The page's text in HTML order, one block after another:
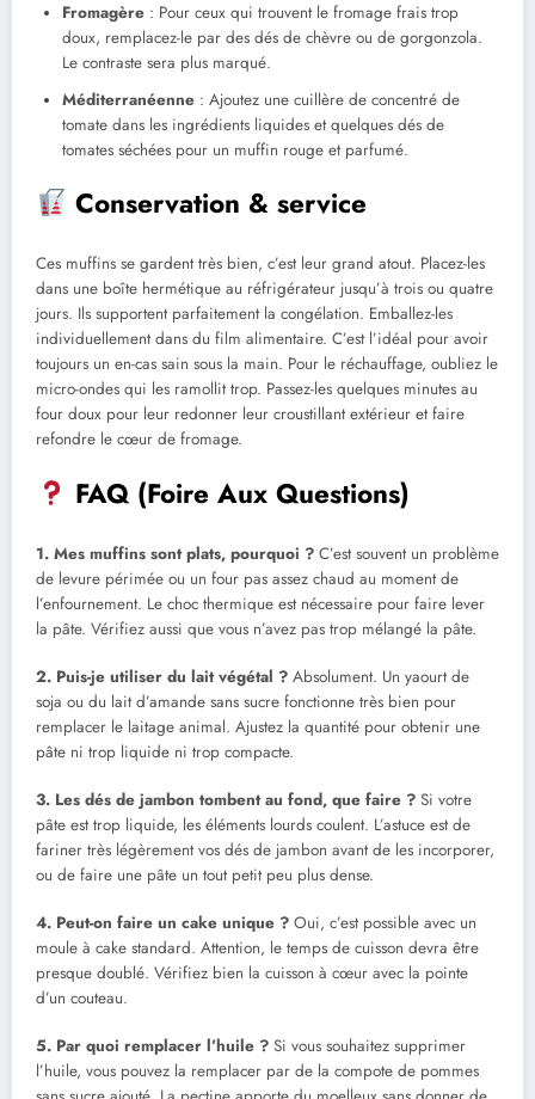
Fromagère : Pour ceux qui trouvent le fromage frais trop
doux, remplacez-le par des dés de chèvre ou de gorgonzola.
Le contraste sera plus marqué.
Méditerranéenne : Ajoutez une cuillère de concentré de
tomate dans les ingrédients liquides et quelques dés de
tomates séchées pour un muffin rouge et parfumé.
Conservation & service
Ces muffins se gardent très bien, c’est leur grand atout. Placez-les
dans une boîte hermétique au réfrigérateur jusqu’à trois ou quatre
jours. Ils supportent parfaitement la congélation. Emballez-les
individuellement dans du film alimentaire. C’est l’idéal pour avoir
toujours un en-cas sain sous la main. Pour le réchauffage, oubliez le
micro-ondes qui les ramollit trop. Passez-les quelques minutes au
four doux pour leur redonner leur croustillant extérieur et faire
refondre le cœur de fromage.
FAQ (Foire Aux Questions)
1. Mes muffins sont plats, pourquoi ? C’est souvent un problème
de levure périmée ou un four pas assez chaud au moment de
l’enfournement. Le choc thermique est nécessaire pour faire lever
la pâte. Vérifiez aussi que vous n’avez pas trop mélangé la pâte.
2. Puis-je utiliser du lait végétal ? Absolument. Un yaourt de
soja ou du lait d’amande sans sucre fonctionne très bien pour
remplacer le laitage animal. Ajustez la quantité pour obtenir une
pâte ni trop liquide ni trop compacte.
3. Les dés de jambon tombent au fond, que faire ? Si votre
pâte est trop liquide, les éléments lourds coulent. L’astuce est de
fariner très légèrement vos dés de jambon avant de les incorporer,
ou de faire une pâte un tout petit peu plus dense.
4. Peut-on faire un cake unique ? Oui, c’est possible avec un
moule à cake standard. Attention, le temps de cuisson devra être
presque doublé. Vérifiez bien la cuisson à cœur avec la pointe
d’un couteau.
5. Par quoi remplacer l’huile ? Si vous souhaitez supprimer
l’huile, vous pouvez la remplacer par de la compote de pommes